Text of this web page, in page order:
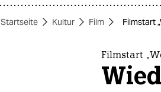
themen
Startseite Kultur Film Filmstart
Filmstart